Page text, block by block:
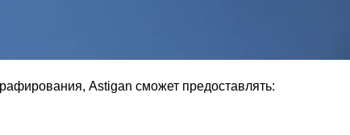
Astigan сможет предоставлять: